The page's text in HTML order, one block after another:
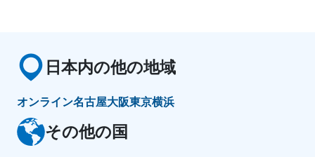
日本内の他の地域
オンライン名古屋大阪東京横浜
その他の国